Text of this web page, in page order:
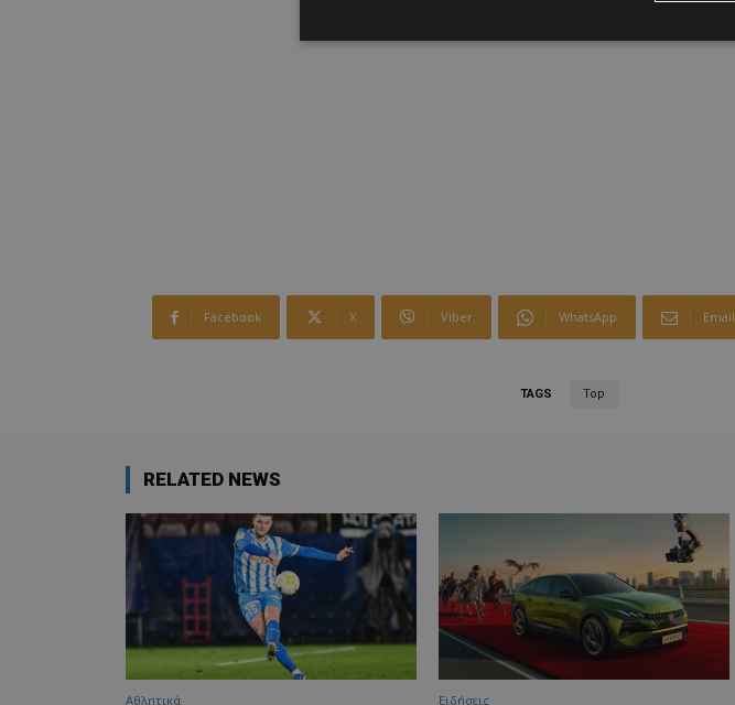
Facebook X Viber WhatsApp Email
TAGS Top
RELATED NEWS
Αθλητικά Ειδήσεις